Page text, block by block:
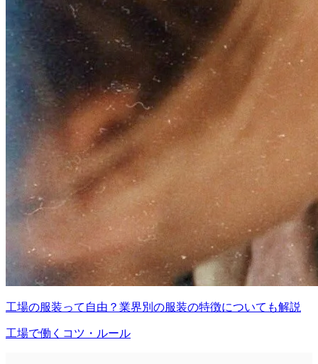
工場の服装って自由？業界別の服装の特徴についても解説
工場で働くコツ・ルール